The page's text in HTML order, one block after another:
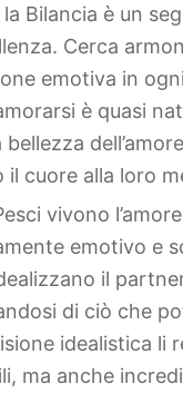
la Bilancia è un
Cerca
emotiva in
è quasi
bellezza
cuore alla loro
vivono
emotivo e
il
di ciò che
idealistica li
ma anche